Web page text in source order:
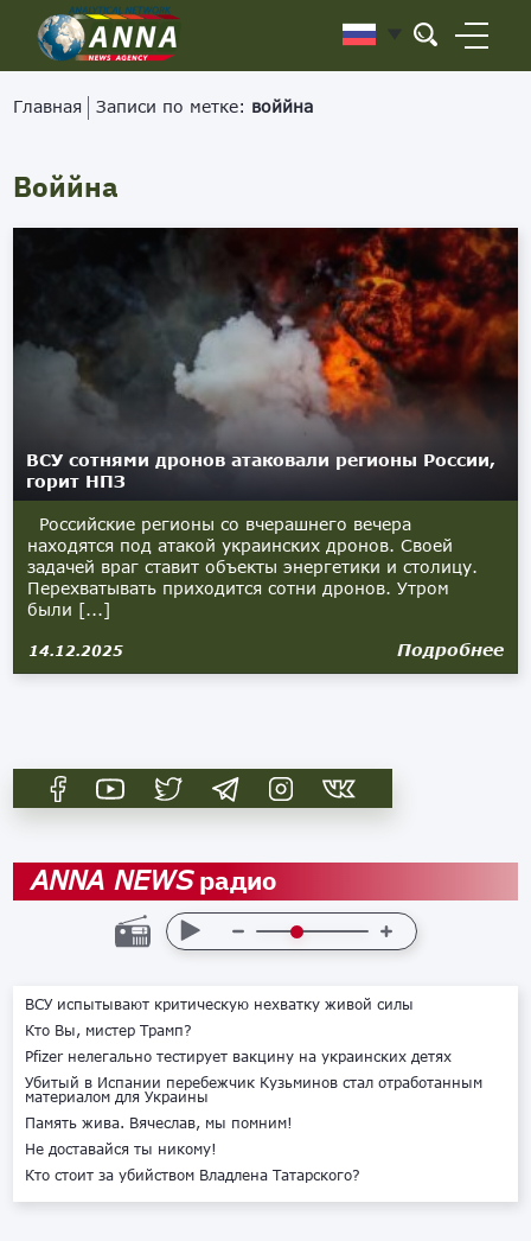
Главная Записи по метке: воййна
Воййна
ВСУ сотнями дронов атаковали регионы России,
горит НПЗ
Российские регионы со вчерашнего вечера
находятся под атакой украинских дронов. Своей
задачей враг ставит объекты энергетики и столицу.
Перехватывать приходится сотни дронов. Утром
были [...]
14.12.2025 Подробнее
ANNA NEWSрадио
ВСУ испытывают критическую нехватку живой силы
Кто Вы, мистер Трамп?
Pfizer нелегально тестирует вакцину на украинских детях
Убитый в Испании перебежчик Кузьминов стал отработанным
материалом для Украины
Память жива. Вячеслав, мы помним!
Не доставайся ты никому!
Кто стоит за убийством Владлена Татарского?